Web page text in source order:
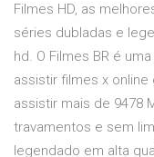
Filmes HD, as
séries dubladas e
hd. O Filmes BR é
assistir filmes x online
assistir mais de 9478
travamentos e sem
legendado em alta